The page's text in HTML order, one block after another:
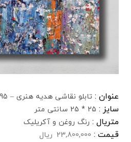
عنوان : تابلو نقاشی هدیه هنری – G0395
سایز : 25 * 25 سانتی متر
متریال : رنگ روغن و آکریلیک
قیمت : 23,800,000 ریال